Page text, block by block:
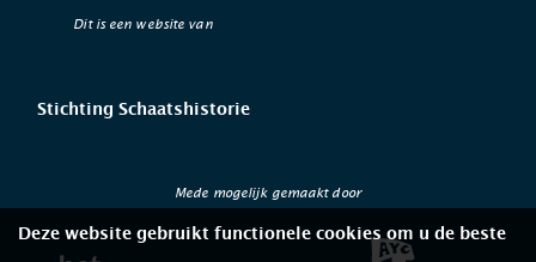
Dit is een website van
Stichting Schaatshistorie
Mede mogelijk gemaakt door
Deze website gebruikt functionele cookies om u de beste